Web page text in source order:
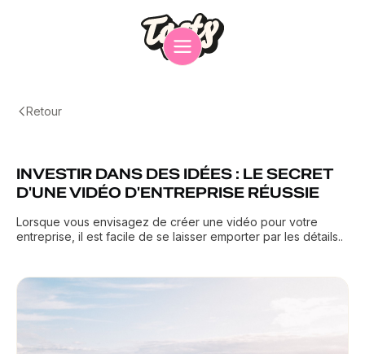
Retour
INVESTIR DANS DES IDÉES : LE SECRET
D'UNE VIDÉO D'ENTREPRISE RÉUSSIE
Lorsque vous envisagez de créer une vidéo pour votre
entreprise, il est facile de se laisser emporter par les détails..